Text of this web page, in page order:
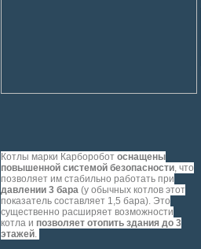
Котлы марки Карборобот оснащены
повышенной системой безопасности, что
позволяет им стабильно работать при
давлении 3 бара (у обычных котлов этот
показатель составляет 1,5 бара). Это
существенно расширяет возможности
котла и позволяет отопить здания до 3
этажей.